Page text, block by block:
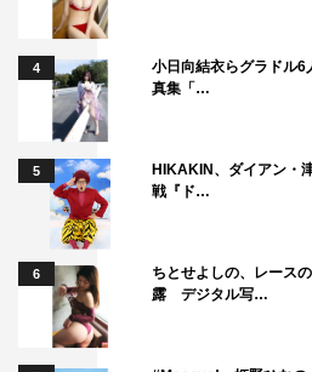
INTERVIEW
綾瀬はるか＆広
翼
in『奥様は、取り扱い注意』
井上真央
in『明日の約束』
米倉涼子
4
小日向結衣らグラドル6
真集「…
5
HIKAKIN、ダイアン・
戦『ド…
6
ちとせよしの、レース
露 デジタル写…